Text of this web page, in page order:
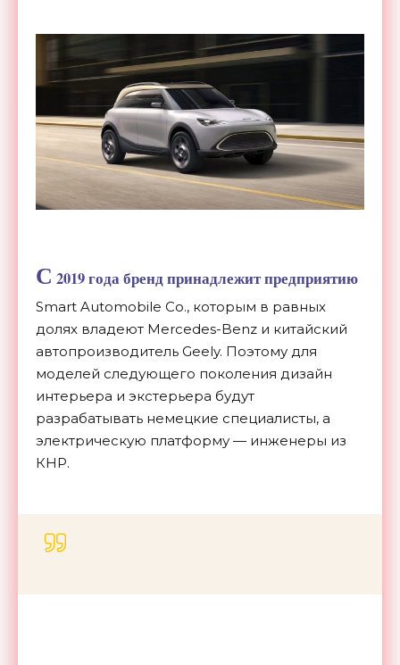
С 2019 года бренд принадлежит предприятию
Smart Automobile Co., которым в равных
долях владеют Mercedes-Benz и китайский
автопроизводитель Geely. Поэтому для
моделей следующего поколения дизайн
интерьера и экстерьера будут
разрабатывать немецкие специалисты, а
электрическую платформу — инженеры из
КНР.